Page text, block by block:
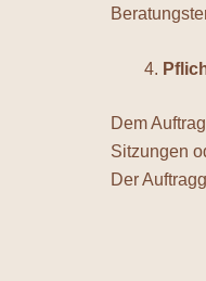
Dem
Sitzungen
Der